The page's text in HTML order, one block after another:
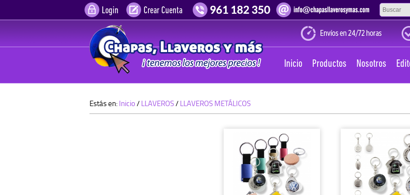
Login Crear Cuenta
Nosotros
Productos
Inicio
Estás en:Inicio/LLAVEROS/LLAVEROS METÁLICOS